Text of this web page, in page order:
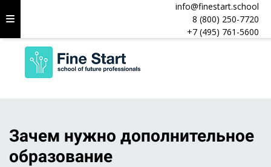
info@finestart.school
8 (800) 250-7720
+7 (495) 761-5600
Зачем нужно дополнительное
образование